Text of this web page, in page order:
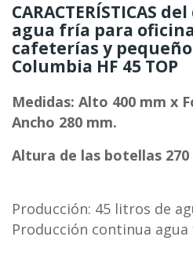
CARACTERÍSTICAS
agua fría para
cafeterías y
Columbia HF 45 TOP
Medidas: Alto 400 mm x
Ancho 280 mm.
Altura de las botellas 270
Producción: 45 litros de
Producción continua agua